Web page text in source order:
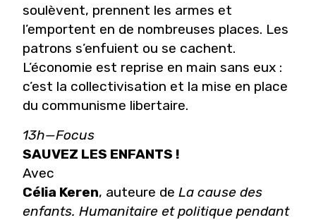
soulèvent, prennent les armes et
l’emportent en de nombreuses places. Les
patrons s’enfuient ou se cachent.
L’économie est reprise en main sans eux :
c’est la collectivisation et la mise en place
du communisme libertaire.
13h—Focus
SAUVEZ LES ENFANTS !
Avec
Célia Keren, auteure de La cause des
enfants. Humanitaire et politique pendant